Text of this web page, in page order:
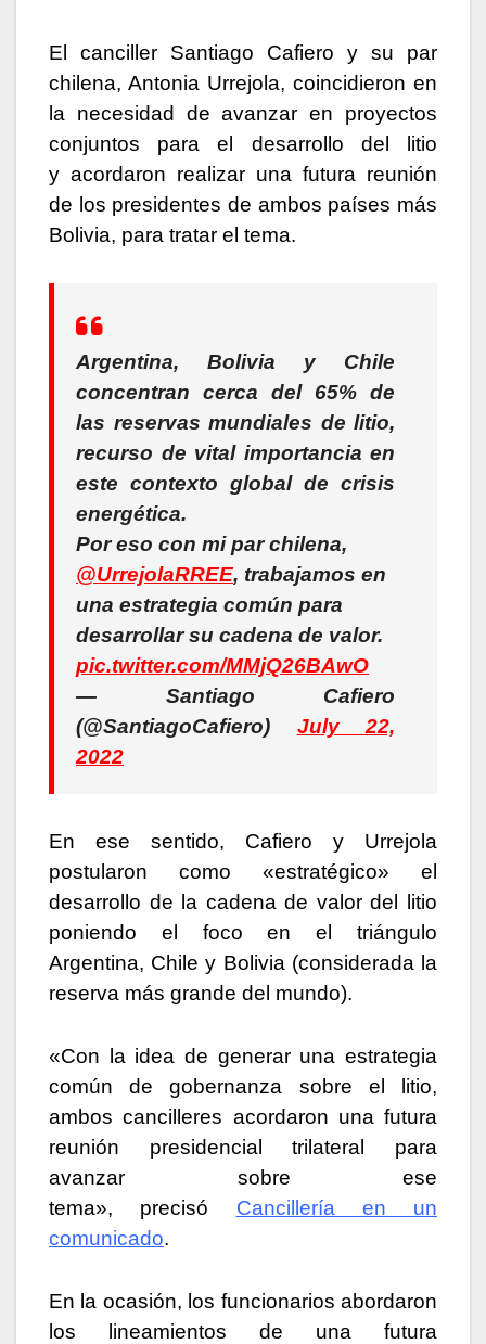
El canciller Santiago Cafiero y su par
chilena, Antonia Urrejola, coincidieron en
la necesidad de avanzar en proyectos
conjuntos para el desarrollo del litio
y acordaron realizar una futura reunión
de los presidentes de ambos países más
Bolivia, para tratar el tema.
Argentina, Bolivia y Chile
concentran cerca del 65% de
las reservas mundiales de litio,
recurso de vital importancia en
este contexto global de crisis
energética.
Por eso con mi par chilena,
@UrrejolaRREE, trabajamos en
una estrategia común para
desarrollar su cadena de valor.
pic.twitter.com/MMjQ26BAwO
— Santiago Cafiero
(@SantiagoCafiero) July 22,
2022
En ese sentido, Cafiero y Urrejola
postularon como «estratégico» el
desarrollo de la cadena de valor del litio
poniendo el foco en el triángulo
Argentina, Chile y Bolivia (considerada la
reserva más grande del mundo).
«Con la idea de generar una estrategia
común de gobernanza sobre el litio,
ambos cancilleres acordaron una futura
reunión presidencial trilateral para
avanzar sobre ese
tema», precisó Cancillería en un
comunicado.
En la ocasión, los funcionarios abordaron
los lineamientos de una futura